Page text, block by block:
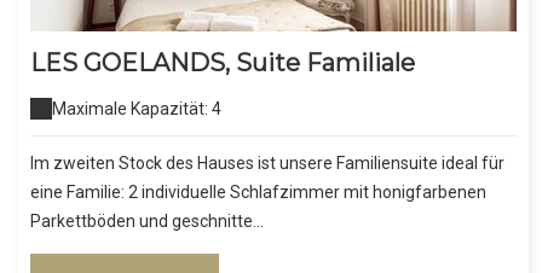
LES GOELANDS, Suite Familiale
Maximale Kapazität: 4
Im zweiten Stock des Hauses ist unsere Familiensuite ideal für
eine Familie: 2 individuelle Schlafzimmer mit honigfarbenen
Parkettböden und geschnitte...